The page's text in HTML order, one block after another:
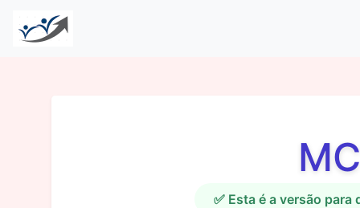
✅ Esta é a versão